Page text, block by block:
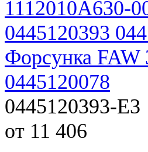
Форсунка FAW
0445120078
0445120393-E3
от 11 406